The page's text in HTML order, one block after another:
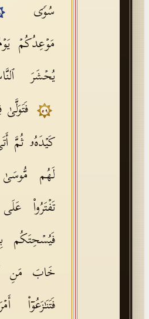
سُوࣰى
مَوۡعِدُكُمۡ
یُحۡشَرَ
٥٩
كَیۡدَهُۥ ثُمَّ
لَهُم
تَفۡتَرُوا۟
فَیُسۡحِتَكُم
خَابَ مَنِ
فَتَنَـٰزَعُوۤا۟